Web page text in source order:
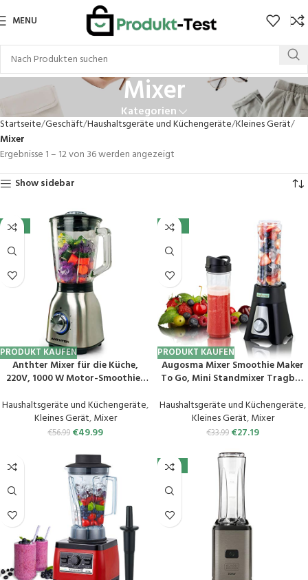
MENU
Mixer
Kategorien
Startseite Geschäft Haushaltsgeräte und Küchengeräte Kleines Gerät
Mixer
Ergebnisse 1 – 12 von 36 werden angezeigt
Show sidebar
-12%
PRODUKT KAUFEN
Anthter Mixer für die Küche,
220V, 1000 W Motor-Smoothie-
Arbeitsplatte, 1,5 Liter
Glasbehälter, ideal für Püree,
Eiscrush, Shakes und
Haushaltsgeräte und Küchengeräte,
Kleines Gerät,Mixer
€56.99 €49.99
-20%
PRODUKT KAUFEN
Augosma Mixer Smoothie Maker
To Go, Mini Standmixer Tragbar
Enstafter mit Reisedeckel,
Portable Blender Elektrisch
600ml Bottle, Mixer Shaker Slushy
Haushaltsgeräte und Küchengeräte,
Kleines Gerät,Mixer
€33.99 €27.19
-15%